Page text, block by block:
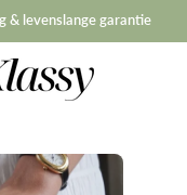
Summer Sale: 1+1 Gratis